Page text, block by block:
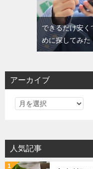
できるだけ安く
めに探してみた
アーカイブ
ア
イ
ブ
人気記事